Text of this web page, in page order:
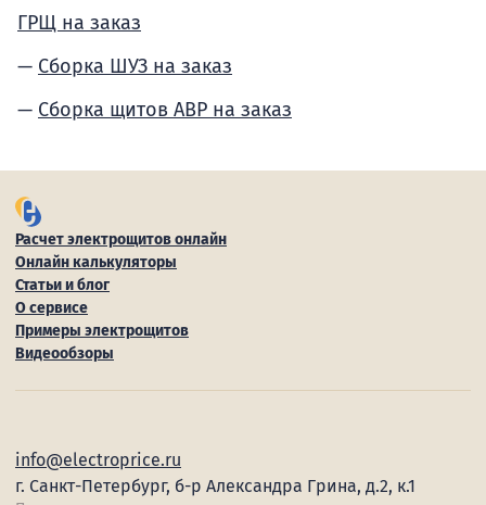
ГРЩ на заказ
Сборка ШУЗ на заказ
Сборка щитов АВР на заказ
Расчет электрощитов онлайн
Онлайн калькуляторы
Статьи и блог
О сервисе
Примеры электрощитов
Видеообзоры
info@electroprice.ru
г. Санкт-Петербург, б-р Александра Грина, д.2, к.1